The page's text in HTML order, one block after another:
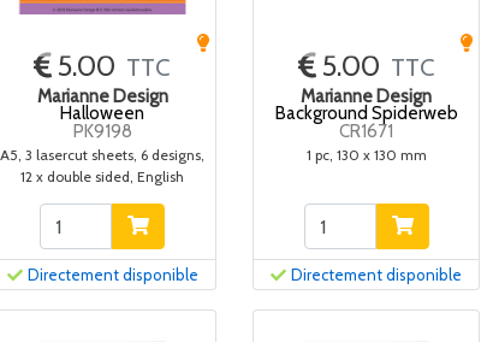
5.00 TTC
Marianne Design
Halloween
PK9198
A5, 3 lasercut sheets, 6 designs,
12 x double sided, English
Directement disponible
5.00 TTC
Marianne Design
Background Spiderweb
CR1671
1 pc, 130 x 130 mm
Directement disponible